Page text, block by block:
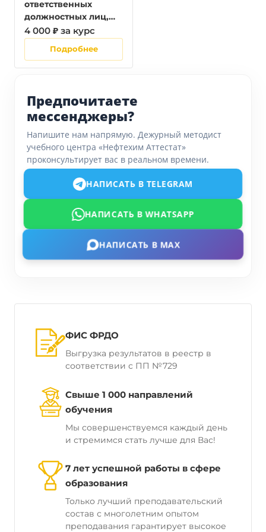
ответственных
должностных лиц,
занимающих
должности главных
специалистов
технического и
должностных лиц,
исполняющих их
объектах защиты,
предназначенных
для проживания или
временного пр
4 000 ₽ за курс
Подробнее
Предпочитаете
мессенджеры?
Напишите нам напрямую. Дежурный методист
учебного центра «Нефтехим Аттестат»
проконсультирует вас в реальном времени.
НАПИСАТЬ В TELEGRAM
НАПИСАТЬ В WHATSAPP
НАПИСАТЬ В MAX
ФИС ФРДО
Выгрузка результатов в реестр в
соответствии с ПП №729
Свыше 1 000 направлений
обучения
Мы совершенствуемся каждый день
и стремимся стать лучше для Вас!
7 лет успешной работы в сфере
образования
Только лучший преподавательский
состав с многолетним опытом
преподавания гарантирует высокое